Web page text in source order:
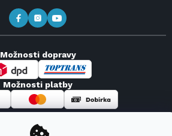
Možnosti dopravy
Možnosti platby